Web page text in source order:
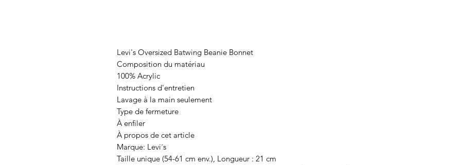
Levi's Oversized Batwing Beanie Bonnet
Composition du matériau
100% Acrylic
Instructions d'entretien
Lavage à la main seulement
Type de fermeture
À enfiler
À propos de cet article
Marque: Levi´s
Taille unique (54-61 cm env.), Longueur : 21 cm